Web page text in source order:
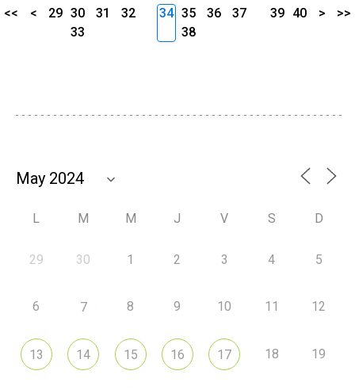
<< < 29 30 31
32
33
34 35 36
37
38
39 40 > >>
L M M J V S D
29 30 1 2 3 4 5
6 7 8 9 10 11 12
13 14 15 16 17 18 19